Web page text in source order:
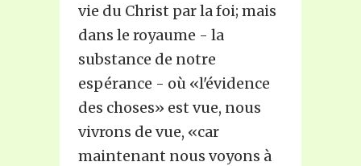
vie du Christ par la foi; mais
dans le royaume - la
substance de notre
espérance - où «l'évidence
des choses» est vue, nous
vivrons de vue, «car
maintenant nous voyons à